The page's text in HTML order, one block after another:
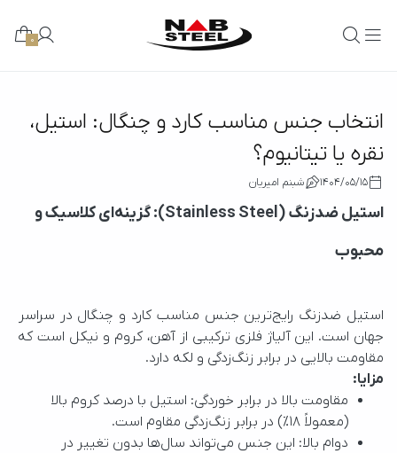
0
انتخاب جنس مناسب کارد و چنگال: استیل،
نقره یا تیتانیوم؟
1404/05/15 شبنم امیریان
استیل ضدزنگ (Stainless Steel): گزینه‌ای کلاسیک و
محبوب
استیل ضدزنگ رایج‌ترین جنس مناسب کارد و چنگال در سراسر
جهان است. این آلیاژ فلزی ترکیبی از آهن، کروم و نیکل است که
مقاومت بالایی در برابر زنگ‌زدگی و لکه دارد.
مزایا:
مقاومت بالا در برابر خوردگی: استیل با درصد کروم بالا
(معمولاً ۱۸٪) در برابر زنگ‌زدگی مقاوم است.
دوام بالا: این جنس می‌تواند سال‌ها بدون تغییر در